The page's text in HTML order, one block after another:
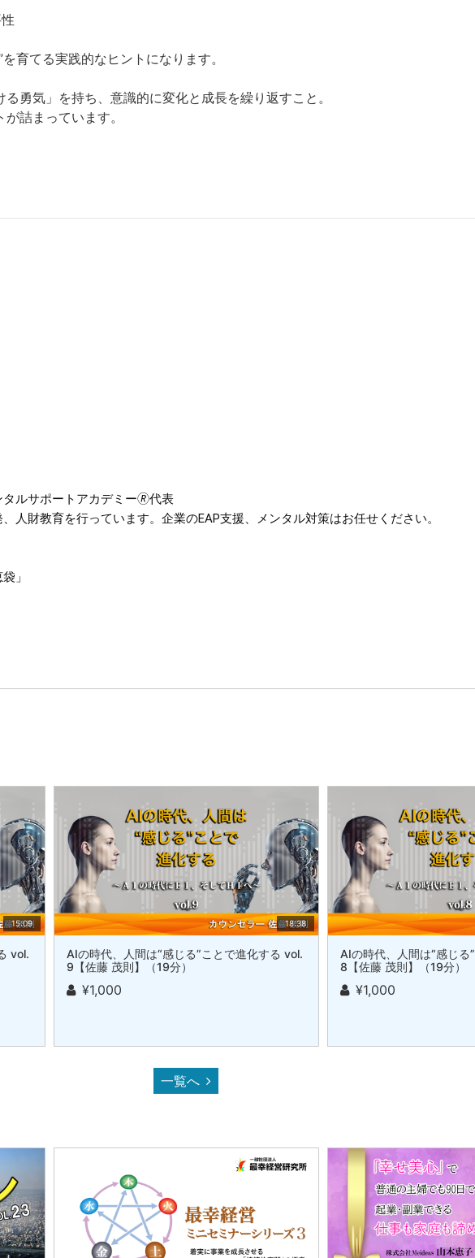
育てる実践的なヒントになります。
勇気」を持ち、意識的に変化と成長を繰り返すこと。
詰まっています。
タルサポートアカデミー🄬代表
人財教育を行っています。企業のEAP支援、メンタル対策はお任せください。
」
15:09
vol.
18:38
AIの時代、人間は“感じる”ことで進化する vol.
9【佐藤 茂則】（19分）
¥1,000
AIの時代、人間は“感じる
8【佐藤 茂則】（19分）
¥1,000
一覧へ